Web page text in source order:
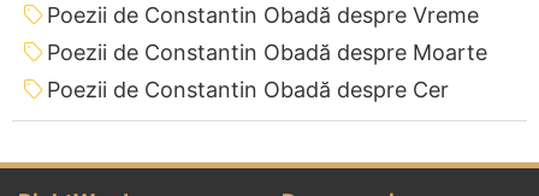
Poezii de Constantin Obadă despre Vreme
Poezii de Constantin Obadă despre Moarte
Poezii de Constantin Obadă despre Cer